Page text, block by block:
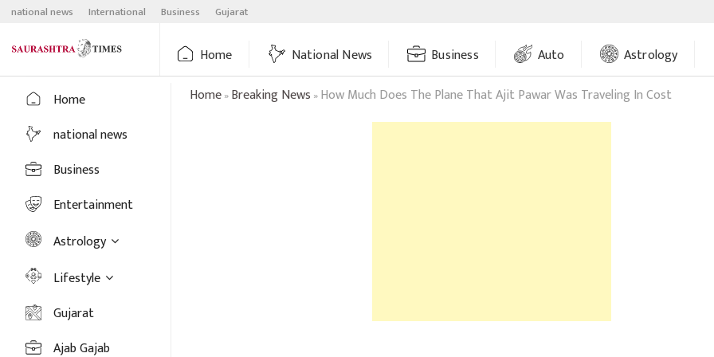
Skip
content
national news International Business Gujarat
Home National News Business Auto Astrology
Home
national news
Business
Entertainment
Astrology
Lifestyle
Gujarat
Ajab Gajab
Home»Breaking News »How Much Does The Plane That Ajit Pawar Was Traveling In Cost